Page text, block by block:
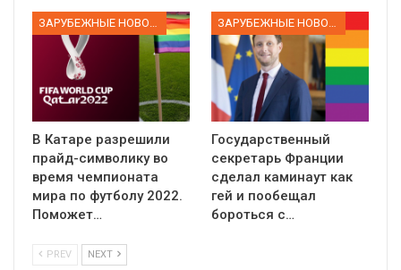
ЗАРУБЕЖНЫЕ НОВОСТИ
В Катаре разрешили
прайд-символику во
время чемпионата
мира по футболу 2022.
Поможет…
ЗАРУБЕЖНЫЕ НОВОСТИ
Государственный
секретарь Франции
сделал каминаут как
гей и пообещал
бороться с…
PREV NEXT